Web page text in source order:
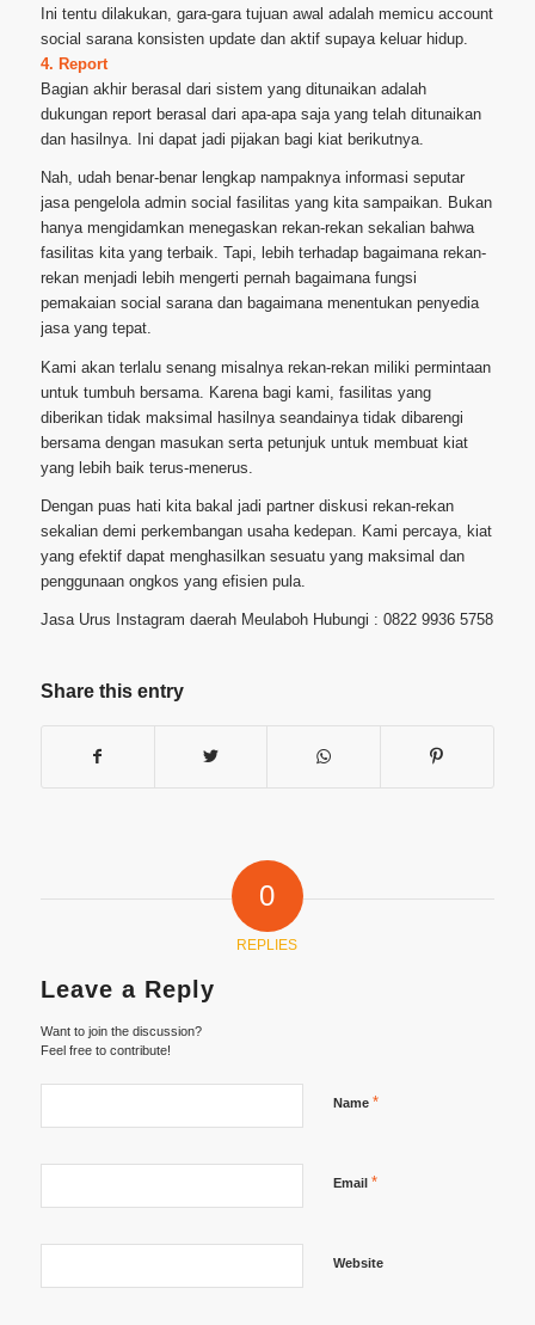
Ini tentu dilakukan, gara-gara tujuan awal adalah memicu account
social sarana konsisten update dan aktif supaya keluar hidup.
4. Report
Bagian akhir berasal dari sistem yang ditunaikan adalah
dukungan report berasal dari apa-apa saja yang telah ditunaikan
dan hasilnya. Ini dapat jadi pijakan bagi kiat berikutnya.
Nah, udah benar-benar lengkap nampaknya informasi seputar
jasa pengelola admin social fasilitas yang kita sampaikan. Bukan
hanya mengidamkan menegaskan rekan-rekan sekalian bahwa
fasilitas kita yang terbaik. Tapi, lebih terhadap bagaimana rekan-
rekan menjadi lebih mengerti pernah bagaimana fungsi
pemakaian social sarana dan bagaimana menentukan penyedia
jasa yang tepat.
Kami akan terlalu senang misalnya rekan-rekan miliki permintaan
untuk tumbuh bersama. Karena bagi kami, fasilitas yang
diberikan tidak maksimal hasilnya seandainya tidak dibarengi
bersama dengan masukan serta petunjuk untuk membuat kiat
yang lebih baik terus-menerus.
Dengan puas hati kita bakal jadi partner diskusi rekan-rekan
sekalian demi perkembangan usaha kedepan. Kami percaya, kiat
yang efektif dapat menghasilkan sesuatu yang maksimal dan
penggunaan ongkos yang efisien pula.
Jasa Urus Instagram daerah Meulaboh Hubungi : 0822 9936 5758
Share this entry
0
REPLIES
Leave a Reply
Want to join the discussion?
Feel free to contribute!
Name *
Email *
Website